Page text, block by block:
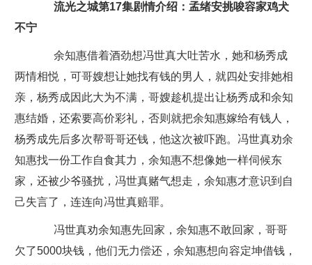
流光之城第17集剧情介绍：孟绪安挑唆容家鸡犬
不宁
余知惠借着酒劲想冯世真大吐苦水，她和杨秀成
两情相悦，可哥嫂想让她找有钱的男人，就四处安排她相
亲，杨秀成因此大为不满，哥嫂趁机提出让杨秀成和余知
惠结婚，还索要高价彩礼，否则就把余知惠嫁给有钱人，
杨秀成先后多次帮哥哥还钱，他这次被吓跑。冯世真劝余
知惠找一份工作自食其力，余知惠不想像她一样伺候东
家，还被少爷骚扰，冯世真赌气想走，余知惠才意识到自
己失言了，连连向冯世真赔罪。
冯世真劝余知惠先回家，余知惠不敢回家，哥哥
欠了5000块钱，他们无力偿还，余知惠想向容定坤借钱，